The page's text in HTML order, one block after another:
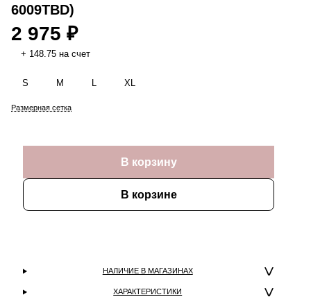
6009TBD)
2 975 ₽
+ 148.75 на счет
S M L XL
Размерная сетка
В корзину
В корзине
НАЛИЧИЕ В МАГАЗИНАХ
ХАРАКТЕРИСТИКИ